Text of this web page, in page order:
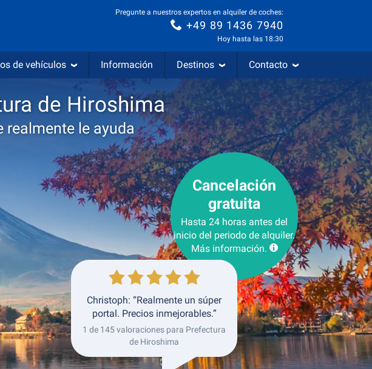
Pregunte a nuestros expertos en alquiler de coches:
+49 89 1436 7940
Hoy hasta las 18:30
de vehículos Información Destinos Contacto
de Hiroshima
realmente le ayuda
Cancelación
gratuita
Hasta 24 horas antes del
inicio del periodo de alquiler.
Más información.
Christoph: “Realmente un súper
portal. Precios inmejorables.”
1 de 145 valoraciones para Prefectura
de Hiroshima